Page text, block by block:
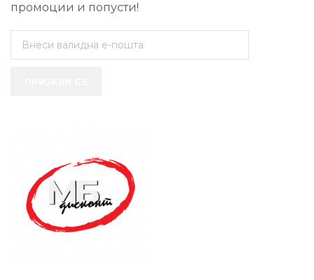
промоции и попусти!